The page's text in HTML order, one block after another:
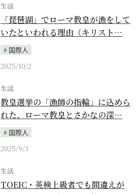
生活
「琵琶湖」でローマ教皇が漁をして
いたといわれる理由（キリスト…
国際人
2025/10/2
生活
教皇選挙の「漁師の指輪」に込めら
れた、ローマ教皇とさかなの深…
国際人
2025/9/3
生活
TOEIC・英検上級者でも間違えが